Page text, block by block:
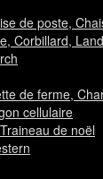
de poste,
Corbillard,
de ferme,
cellulaire
de noël